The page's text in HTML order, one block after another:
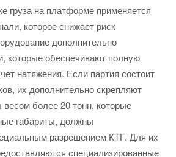
груза на платформе применяется
которое снижает риск
дополнительно
которые обеспечивают полную
натяжения. Если партия состоит
их дополнительно скрепляют
более 20 тонн, которые
габариты, должны
разрешением КТГ. Для их
специализированные